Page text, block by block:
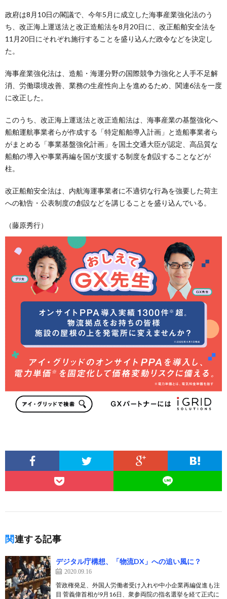
政府は8月10日の閣議で、今年5月に成立した海事産業強化法のう
ち、改正海上運送法と改正造船法を8月20日に、改正船舶安全法を
11月20日にそれぞれ施行することを盛り込んだ政令などを決定し
た。
海事産業強化法は、造船・海運分野の国際競争力強化と人手不足解
消、労働環境改善、業務の生産性向上を進めるため、関連6法を一度
に改正した。
このうち、改正海上運送法と改正造船法は、海事産業の基盤強化へ
船舶運航事業者らが作成する「特定船舶導入計画」と造船事業者ら
がまとめる「事業基盤強化計画」を国土交通大臣が認定、高品質な
船舶の導入や事業再編を国が支援する制度を創設することなどが
柱。
改正船舶安全法は、内航海運事業者に不適切な行為を強要した荷主
への勧告・公表制度の創設などを講じることを盛り込んでいる。
（藤原秀行）
関連する記事
デジタル庁構想、「物流DX」への追い風に？
2020.09.16
菅政権発足、外国人労働者受け入れや中小企業再編促進も注
目 菅義偉首相が9月16日、衆参両院の指名選挙を経て正式に